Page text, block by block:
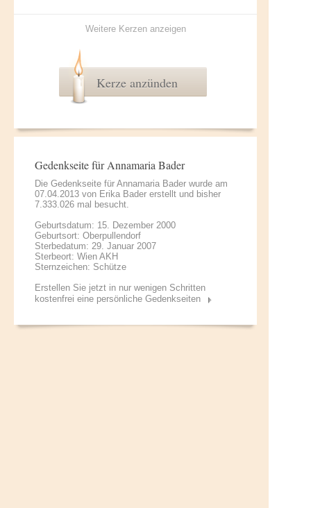
Weitere Kerzen anzeigen
Kerze anzünden
Gedenkseite für Annamaria Bader
Die Gedenkseite für Annamaria Bader wurde am
07.04.2013 von Erika Bader erstellt und bisher
7.333.026 mal besucht.
Geburtsdatum: 15. Dezember 2000
Geburtsort: Oberpullendorf
Sterbedatum: 29. Januar 2007
Sterbeort: Wien AKH
Sternzeichen: Schütze
Erstellen Sie jetzt in nur wenigen Schritten
kostenfrei eine persönliche Gedenkseiten